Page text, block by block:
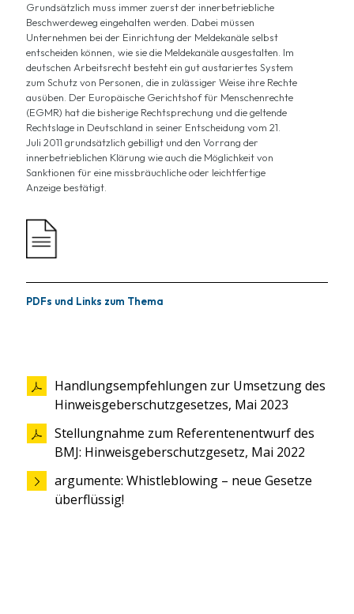
Grundsätzlich muss immer zuerst der innerbetriebliche
Beschwerdeweg eingehalten werden. Dabei müssen
Unternehmen bei der Einrichtung der Meldekanäle selbst
entscheiden können, wie sie die Meldekanäle ausgestalten. Im
deutschen Arbeitsrecht besteht ein gut austariertes System
zum Schutz von Personen, die in zulässiger Weise ihre Rechte
ausüben. Der Europäische Gerichtshof für Menschenrechte
(EGMR) hat die bisherige Rechtsprechung und die geltende
Rechtslage in Deutschland in seiner Entscheidung vom 21.
Juli 2011 grundsätzlich gebilligt und den Vorrang der
innerbetrieblichen Klärung wie auch die Möglichkeit von
Sanktionen für eine missbräuchliche oder leichtfertige
Anzeige bestätigt.
PDFs und Links zum Thema
Handlungsempfehlungen zur Umsetzung des
Hinweisgeberschutzgesetzes, Mai 2023
Stellungnahme zum Referentenentwurf des
BMJ: Hinweisgeberschutzgesetz, Mai 2022
argumente: Whistleblowing – neue Gesetze
überflüssig!